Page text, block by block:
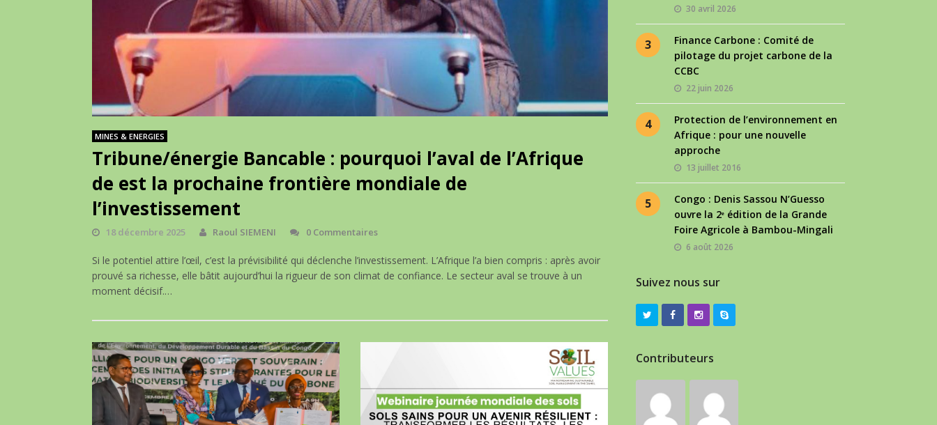
MINES & ENERGIES
Tribune/énergie Bancable : pourquoi l’aval de l’Afrique
de est la prochaine frontière mondiale de
l’investissement
18 décembre 2025 Raoul SIEMENI 0 Commentaires
Si le potentiel attire l’œil, c’est la prévisibilité qui déclenche l’investissement. L’Afrique l’a bien compris : après avoir
prouvé sa richesse, elle bâtit aujourd’hui la rigueur de son climat de confiance. Le secteur aval se trouve à un
moment décisif.…
30 avril 2026
3
Finance Carbone : Comité de
pilotage du projet carbone de la
CCBC
22 juin 2026
4
Protection de l’environnement en
Afrique : pour une nouvelle
approche
13 juillet 2016
5
Congo : Denis Sassou N’Guesso
ouvre la 2ᵉ édition de la Grande
Foire Agricole à Bambou-Mingali
6 août 2026
Suivez nous sur
Contributeurs